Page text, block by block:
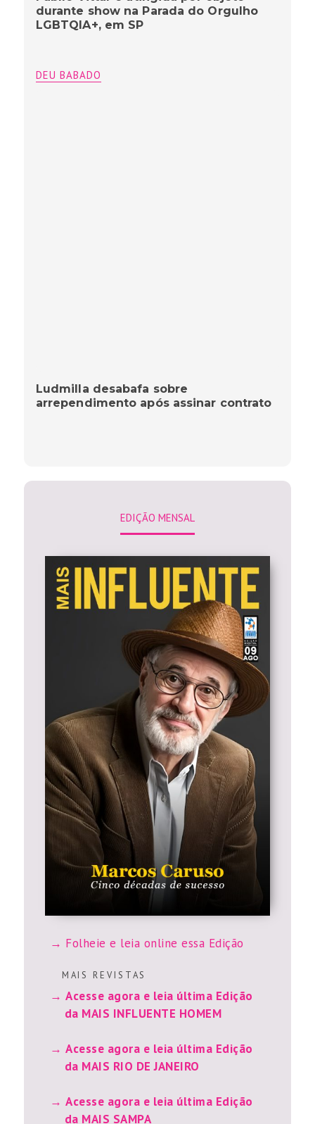
durante show na Parada do Orgulho
LGBTQIA+, em SP
DEU BABADO
Ludmilla desabafa sobre
arrependimento após assinar contrato
EDIÇÃO MENSAL
Folheie e leia online essa Edição
M A I S R E V I S T A S
Acesse agora e leia última Edição
da MAIS INFLUENTE HOMEM
Acesse agora e leia última Edição
da MAIS RIO DE JANEIRO
Acesse agora e leia última Edição
da MAIS SAMPA